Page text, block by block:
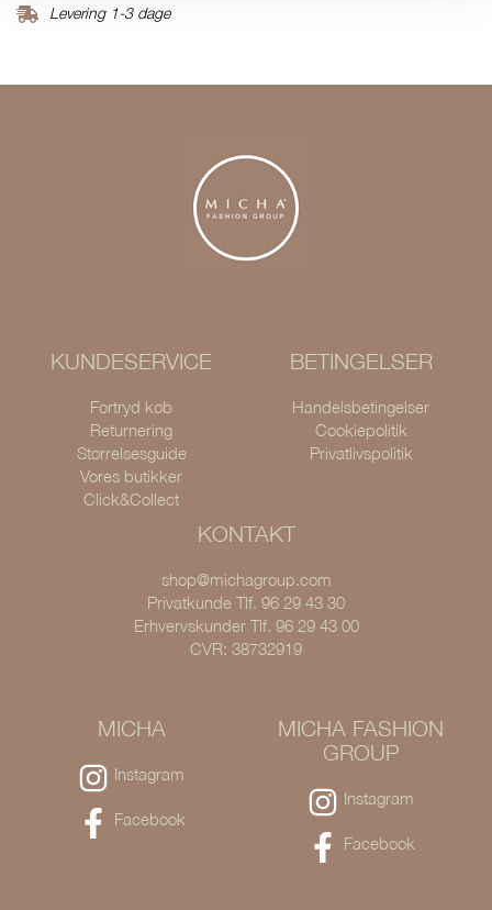
Levering 1-3 dage
KUNDESERVICE
Fortryd køb
Returnering
Størrelsesguide
Vores butikker
Click&Collect
BETINGELSER
Handelsbetingelser
Cookiepolitik
Privatlivspolitik
KONTAKT
shop@michagroup.com
Privatkunde Tlf. 96 29 43 30
Erhvervskunder Tlf. 96 29 43 00
CVR: 38732919
MICHA
Instagram
Facebook
MICHA FASHION
GROUP
Instagram
Facebook